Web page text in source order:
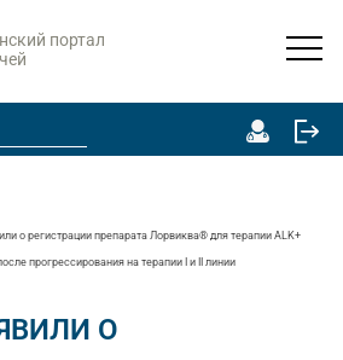
портал
о регистрации препарата Лорвиква® для терапии ALK+
прогрессирования на терапии I и II линии
О